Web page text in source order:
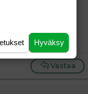
leipäviipaleen
sai. Olisikohan
2,5v kuopus
Vastaa
Hyväksy